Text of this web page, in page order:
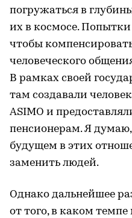
погружаться в
их в космосе. Попытки
чтобы
человеческого
В рамках своей
там создавали
ASIMO и
пенсионерам. Я
будущем в этих
заменить людей.
Однако дальнейшее
от того, в каком